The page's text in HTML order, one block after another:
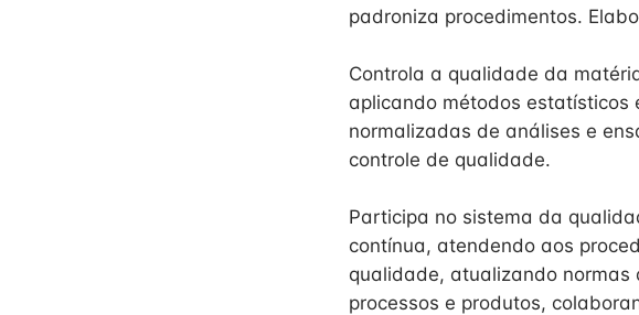
padroniza procedimentos.
Controla a qualidade da
aplicando métodos estatísticos
normalizadas de análises e
controle de qualidade.
Participa no sistema da
contínua, atendendo aos
qualidade, atualizando normas
processos e produtos,